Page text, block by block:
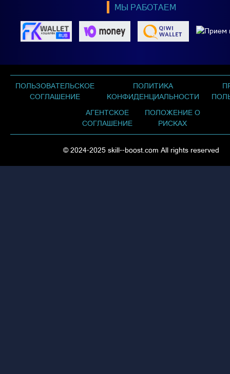
МЫ РАБОТАЕМ
ПОЛЬЗОВАТЕЛЬСКОЕ
СОГЛАШЕНИЕ
ПОЛИТИКА
КОНФИДЕНЦИАЛЬНОСТИ
АГЕНТСКОЕ
СОГЛАШЕНИЕ
ПОЛОЖЕНИЕ О
РИСКАХ
© 2024-2025 skill--boost.com All rights reserved